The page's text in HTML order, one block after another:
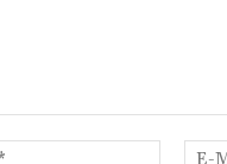
Name:*